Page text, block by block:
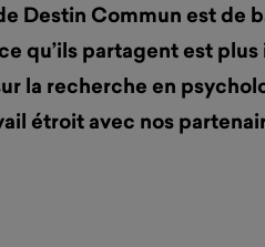
Destin Commun est
qu’ils partagent est
la recherche en
étroit avec nos